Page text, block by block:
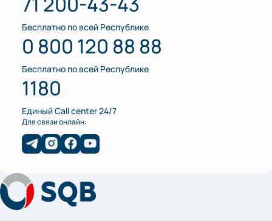
Бесплатно по всей Республике
0 800 120 88 88
Бесплатно по всей Республике
1180
Единый Call center 24/7
Для связи онлайн: